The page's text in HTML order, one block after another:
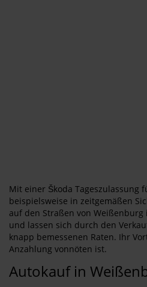
Mit einer Škoda Tageszulassung
beispielsweise in zeitgemäßen
auf den Straßen von
und lassen sich durch den
knapp bemessenen Raten. Ihr
Anzahlung vonnöten ist.
Autokauf in